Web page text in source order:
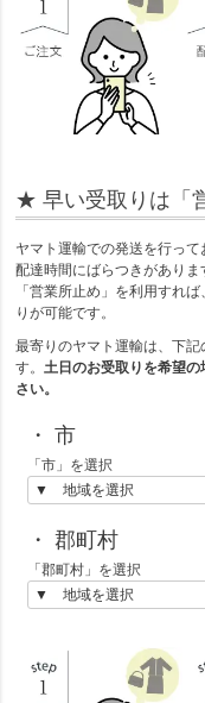
★ 早い受取りは「
ヤマト運輸での発送を行っ
配達時間にばらつきがありま
「営業所止め」を利用すれ
りが可能です。
最寄りのヤマト運輸は、下
す。土日のお受取りを希望
さい。
・ 市
「市」を選択
・ 郡町村
「郡町村」を選択